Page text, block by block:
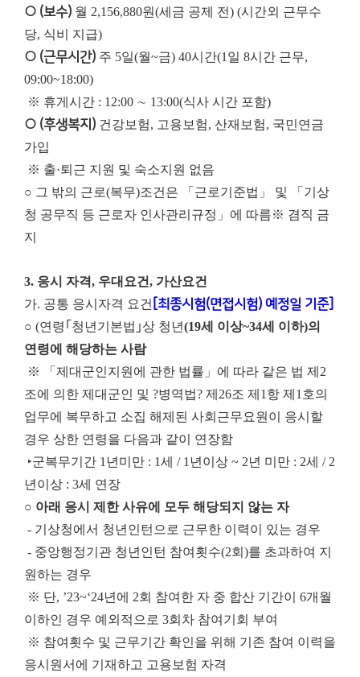
○ (보수) 월 2,156,880원(세금 공제 전) (시간외 근무수
당, 식비 지급)
○ (근무시간) 주 5일(월~금) 40시간(1일 8시간 근무,
09:00~18:00)
※ 휴게시간 : 12:00 ∼ 13:00(식사 시간 포함)
○ (후생복지) 건강보험, 고용보험, 산재보험, 국민연금
가입
※ 출·퇴근 지원 및 숙소지원 없음
○ 그 밖의 근로(복무)조건은 「근로기준법」 및 「기상
청 공무직 등 근로자 인사관리규정」에 따름※ 겸직 금
지
3. 응시 자격, 우대요건, 가산요건
가. 공통 응시자격 요건 [최종시험(면접시험) 예정일 기준]
○ (연령 ｢청년기본법｣상 청년(19세 이상~34세 이하)의
연령에 해당하는 사람
※ 「제대군인지원에 관한 법률」에 따라 같은 법 제2
조에 의한 제대군인 및 ?병역법? 제26조 제1항 제1호의
업무에 복무하고 소집 해제된 사회근무요원이 응시할
경우 상한 연령을 다음과 같이 연장함
‣군복무기간 1년미만 : 1세 / 1년이상 ~ 2년 미만 : 2세 / 2
년이상 : 3세 연장
○ 아래 응시 제한 사유에 모두 해당되지 않는 자
- 기상청에서 청년인턴으로 근무한 이력이 있는 경우
- 중앙행정기관 청년인턴 참여횟수(2회)를 초과하여 지
원하는 경우
※ 단, ’23~‘24년에 2회 참여한 자 중 합산 기간이 6개월
이하인 경우 예외적으로 3회차 참여기회 부여
※ 참여횟수 및 근무기간 확인을 위해 기존 참여 이력을
응시원서에 기재하고 고용보험 자격